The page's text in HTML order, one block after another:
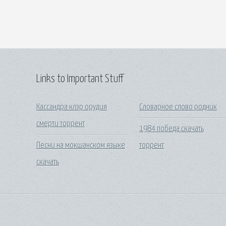
Links to Important Stuff
Кассандра клэр орудия
смерти торрент
Песни на мокшанском языке
скачать
Словарное слово родник
1984 победа скачать
торрент